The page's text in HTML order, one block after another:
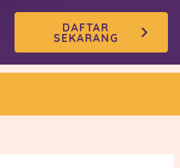
DAFTAR
SEKARANG